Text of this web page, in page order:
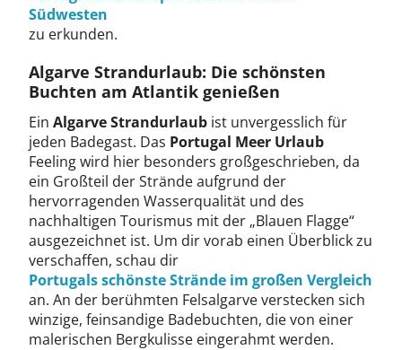
Südwesten
zu erkunden.
Algarve Strandurlaub: Die schönsten
Buchten am Atlantik genießen
Ein Algarve Strandurlaub ist unvergesslich für
jeden Badegast. Das Portugal Meer Urlaub
Feeling wird hier besonders großgeschrieben, da
ein Großteil der Strände aufgrund der
hervorragenden Wasserqualität und des
nachhaltigen Tourismus mit der „Blauen Flagge“
ausgezeichnet ist. Um dir vorab einen Überblick zu
verschaffen, schau dir
Portugals schönste Strände im großen Vergleich
an. An der berühmten Felsalgarve verstecken sich
winzige, feinsandige Badebuchten, die von einer
malerischen Bergkulisse eingerahmt werden.